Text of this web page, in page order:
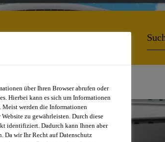
über Ihren Browser abrufen oder
Hierbei kann es sich um Informationen
Meist werden die Informationen
zu gewährleisten. Durch diese
identifiziert. Dadurch kann Ihnen aber
Da wir Ihr Recht auf Datenschutz